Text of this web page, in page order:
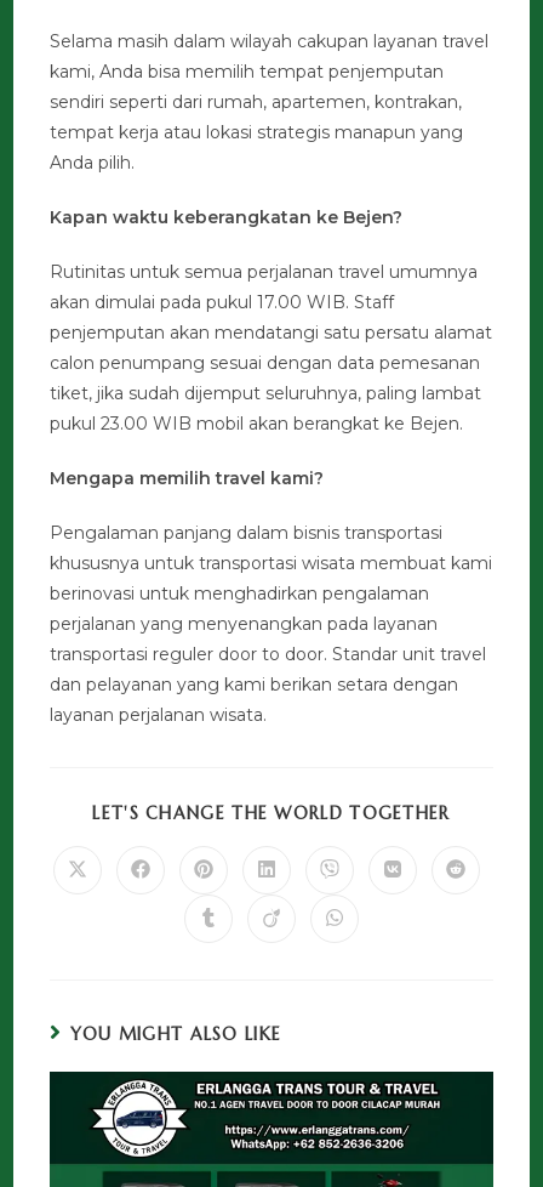
Selama masih dalam wilayah cakupan layanan travel
kami, Anda bisa memilih tempat penjemputan
sendiri seperti dari rumah, apartemen, kontrakan,
tempat kerja atau lokasi strategis manapun yang
Anda pilih.
Kapan waktu keberangkatan ke Bejen?
Rutinitas untuk semua perjalanan travel umumnya
akan dimulai pada pukul 17.00 WIB. Staff
penjemputan akan mendatangi satu persatu alamat
calon penumpang sesuai dengan data pemesanan
tiket, jika sudah dijemput seluruhnya, paling lambat
pukul 23.00 WIB mobil akan berangkat ke Bejen.
Mengapa memilih travel kami?
Pengalaman panjang dalam bisnis transportasi
khususnya untuk transportasi wisata membuat kami
berinovasi untuk menghadirkan pengalaman
perjalanan yang menyenangkan pada layanan
transportasi reguler door to door. Standar unit travel
dan pelayanan yang kami berikan setara dengan
layanan perjalanan wisata.
LET'S CHANGE THE WORLD TOGETHER
YOU MIGHT ALSO LIKE